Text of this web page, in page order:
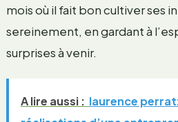
mois où il fait bon cultiver ses
sereinement, en gardant à
surprises à venir.
A lire aussi : laurence